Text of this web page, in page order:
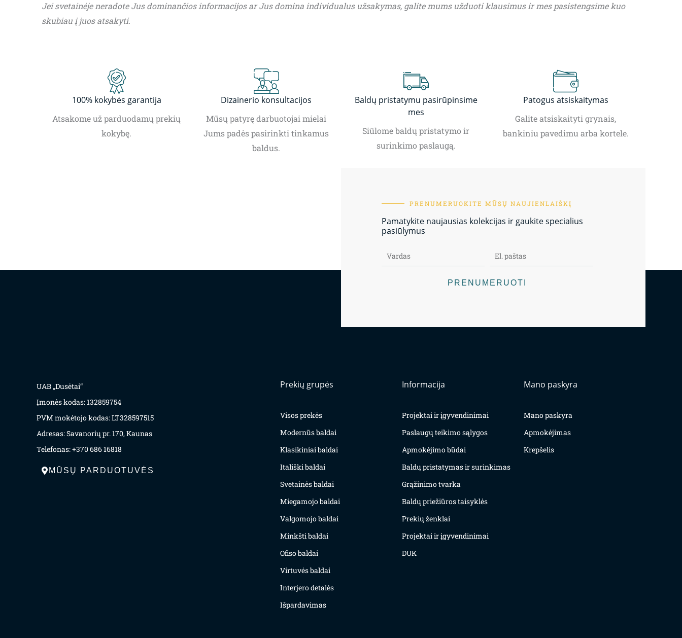
Jei svetainėje neradote Jus dominančios informacijos ar Jus domina individualus užsakymas, galite mums užduoti klausimus ir mes pasistengsime kuo
skubiau į juos atsakyti.
100% kokybės garantija
Atsakome už parduodamų prekių
kokybę.
Dizainerio konsultacijos
Mūsų patyrę darbuotojai mielai
Jums padės pasirinkti tinkamus
baldus.
Baldų pristatymu pasirūpinsime
mes
Siūlome baldų pristatymo ir
surinkimo paslaugą.
Patogus atsiskaitymas
Galite atsiskaityti grynais,
bankiniu pavedimu arba kortele.
PRENUMERUOKITE MŪSŲ NAUJIENLAIŠKĮ
Pamatykite naujausias kolekcijas ir gaukite specialius
pasiūlymus
PRENUMERUOTI
UAB „Dusėtai“
Įmonės kodas: 132859754
PVM mokėtojo kodas: LT328597515
Adresas: Savanorių pr. 170, Kaunas
Telefonas: +370 686 16818
MŪSŲ PARDUOTUVĖS
Prekių grupės
Visos prekės
Modernūs baldai
Klasikiniai baldai
Itališki baldai
Svetainės baldai
Miegamojo baldai
Valgomojo baldai
Minkšti baldai
Ofiso baldai
Virtuvės baldai
Interjero detalės
Išpardavimas
Informacija
Projektai ir įgyvendinimai
Paslaugų teikimo sąlygos
Apmokėjimo būdai
Baldų pristatymas ir surinkimas
Grąžinimo tvarka
Baldų priežiūros taisyklės
Prekių ženklai
Projektai ir įgyvendinimai
DUK
Mano paskyra
Mano paskyra
Apmokėjimas
Krepšelis